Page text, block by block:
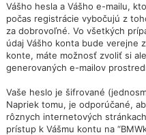
Vášho hesla a Vášho e-mailu,
počas registrácie vybočujú z
za dobrovoľné. Vo všetkých
údaj Vášho konta bude verejne
konte, máte možnosť zvoliť si
generovaných e-mailov
Vaše heslo je šifrované
Napriek tomu, je odporúčané,
rôznych internetových
prístup k Vášmu kontu na